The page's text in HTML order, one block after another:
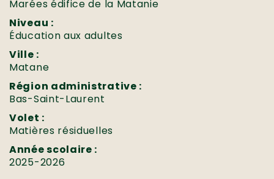
Marées édifice de la Matanie
Niveau :
Éducation aux adultes
Ville :
Matane
Région administrative :
Bas-Saint-Laurent
Volet :
Matières résiduelles
Année scolaire :
2025-2026